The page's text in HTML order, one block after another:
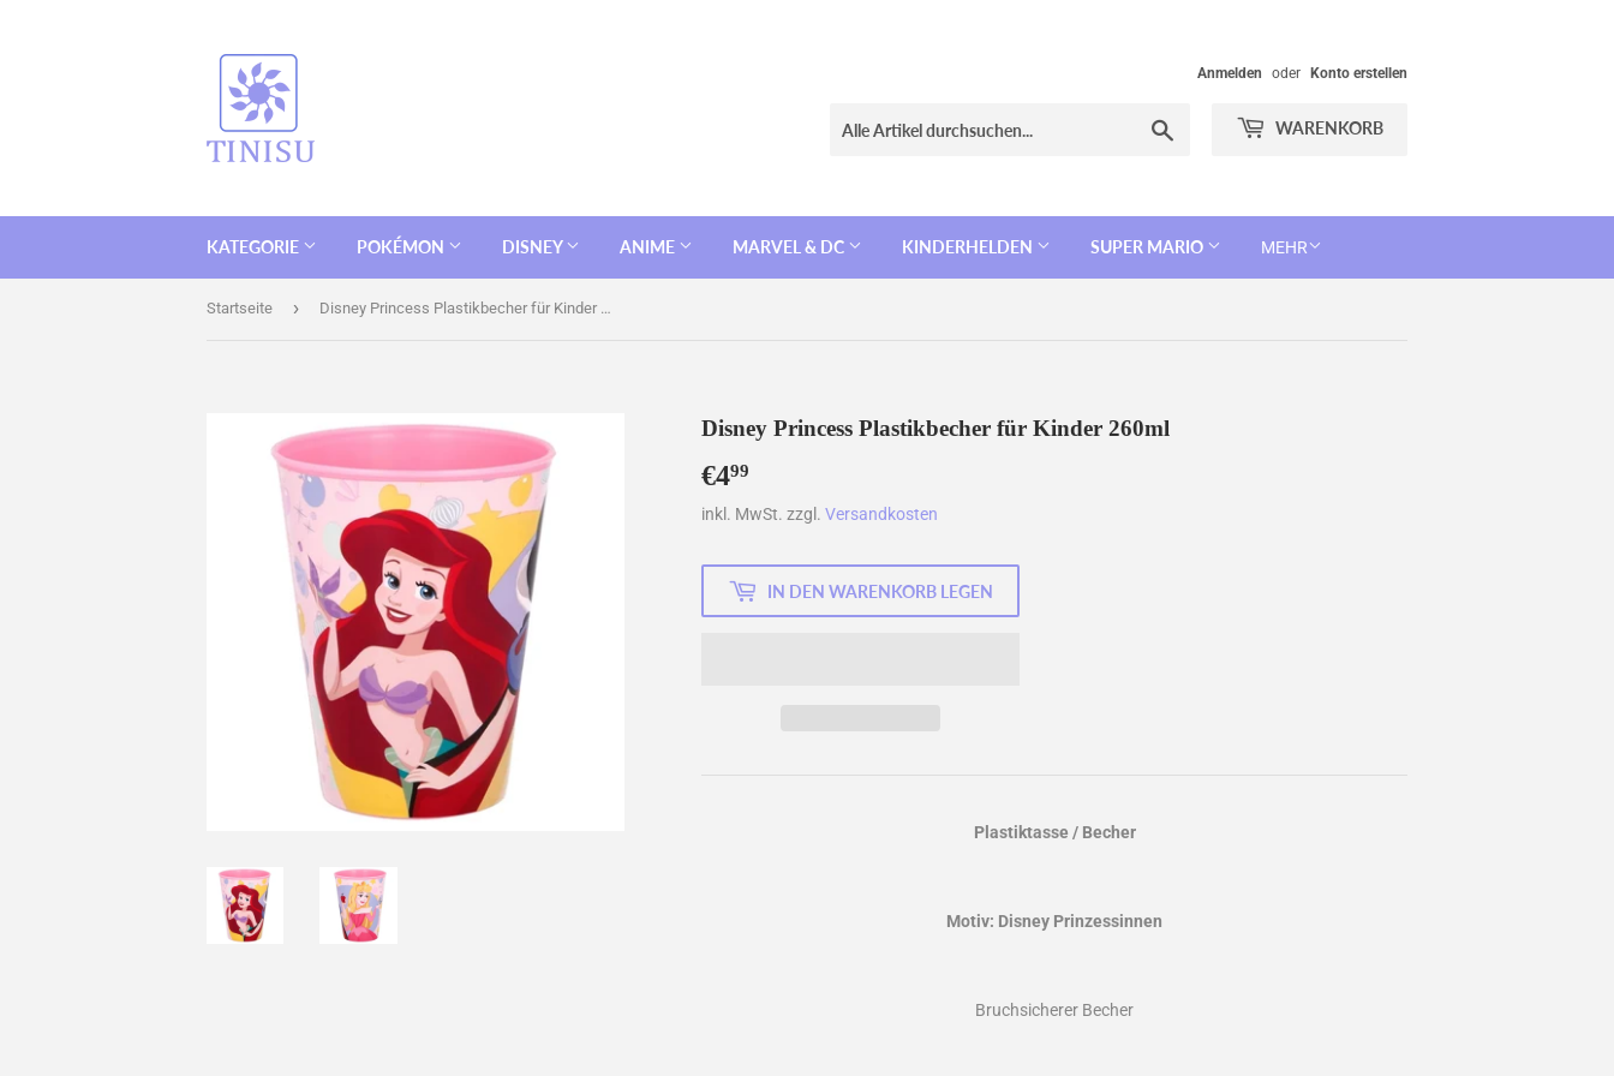
Anmelden oder Konto erstellen
WARENKORB
KATEGORIE POKÉMON DISNEY ANIME MARVEL & DC KINDERHELDEN SUPER MARIO MEHR
Startseite › Disney Princess Plastikbecher für Kinder 260ml
Disney Princess Plastikbecher für Kinder 260ml
€499
inkl. MwSt. zzgl. Versandkosten
IN DEN WARENKORB LEGEN
Plastiktasse / Becher
Motiv: Disney Prinzessinnen
Bruchsicherer Becher